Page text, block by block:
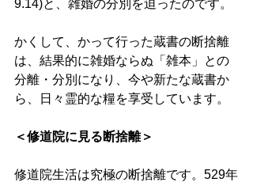
9.14)と、雑婚の分別を迫ったのです。
かくして、かって行った蔵書の断捨離
は、結果的に雑婚ならぬ「雑本」との
分離・分別になり、今や新たな蔵書か
ら、日々霊的な糧を享受しています。
＜修道院に見る断捨離＞
修道院生活は究極の断捨離です。529年